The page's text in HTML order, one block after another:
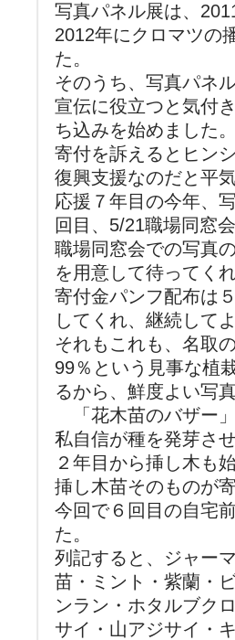
写真パネル展は、
2012年にクロマツの
た。
そのうち、写真パネ
宣伝に役立つと気付
ち込みを始めました。
寄付を訴えるとヒン
復興支援なのだと平
応援７年目の今年、
回目、5/21職場同窓
職場同窓会での写真
を用意して待ってく
寄付金パンフ配布は
してくれ、継続して
それもこれも、名取
99％という見事な植
るから、鮮度よい写
「花木苗のバザー
私自信が種を発芽さ
２年目から挿し木も
挿し木苗そのものが
今回で６回目の自宅
た。
列記すると、ジャー
苗・ミント・紫蘭・
ンラン・ホタルブク
サイ・山アジサイ・